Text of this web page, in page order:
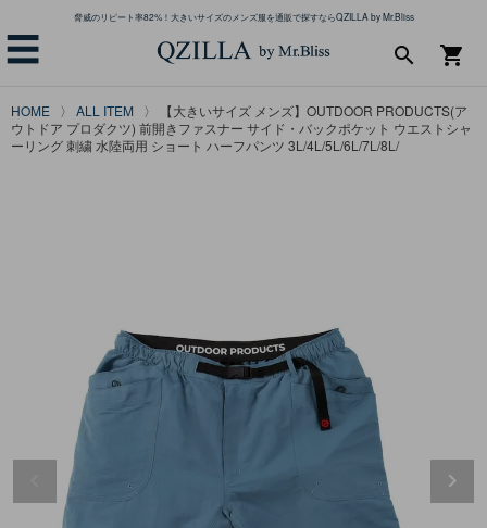
脅威のリピート率82%！大きいサイズのメンズ服を通販で探すならQZILLA by Mr.Bliss
☰ shopping_cart
search
HOME ALL ITEM
【大きいサイズ メンズ】OUTDOOR PRODUCTS(ア
ウトドア プロダクツ) 前開きファスナー サイド・バックポケット ウエストシャ
ーリング 刺繍 水陸両用 ショート ハーフパンツ 3L/4L/5L/6L/7L/8L/